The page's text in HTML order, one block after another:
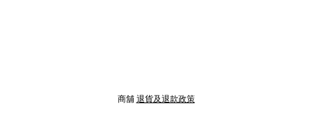
商舖 退貨及退款政策